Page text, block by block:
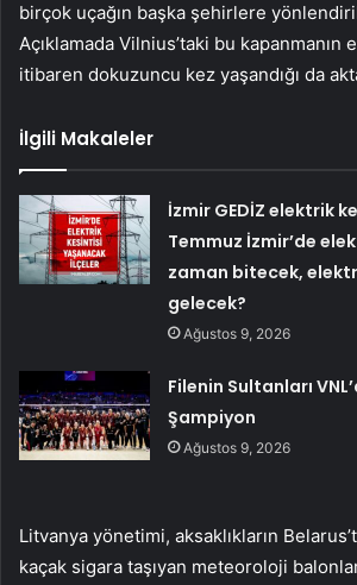
birçok uçağın başka şehirlere
Açıklamada Vilnius’taki bu kapanmanın
itibaren dokuzuncu kez yaşandığı da
İlgili Makaleler
İzmir GEDİZ elektrik
Temmuz İzmir’de
zaman bitecek,
gelecek?
Ağustos 9, 2026
Filenin Sultanları
Şampiyon
Ağustos 9, 2026
Litvanya yönetimi, aksaklıkların
kaçak sigara taşıyan meteoroloji